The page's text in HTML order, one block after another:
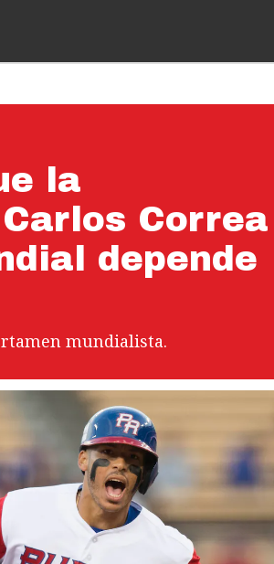
la
Correa
depende
mundialista.